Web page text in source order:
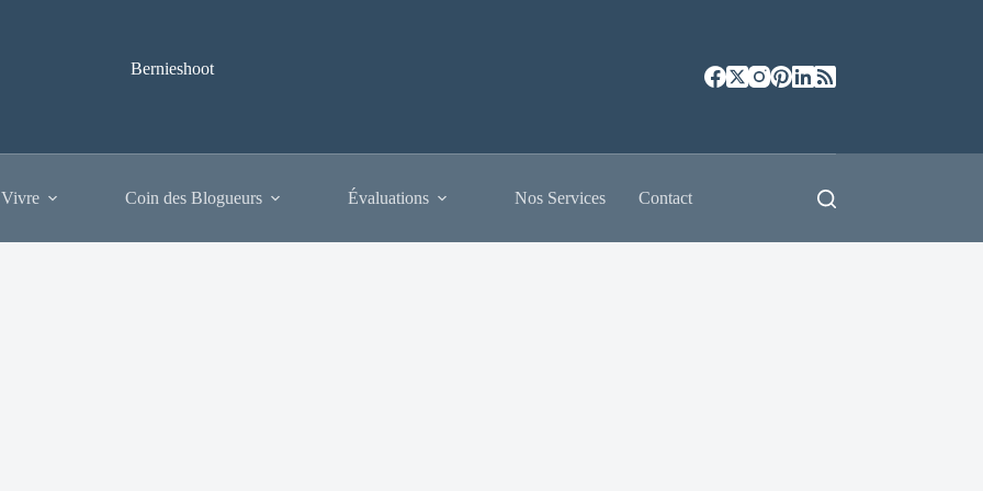
Bernieshoot
Coin des Blogueurs Évaluations Nos Services Contact